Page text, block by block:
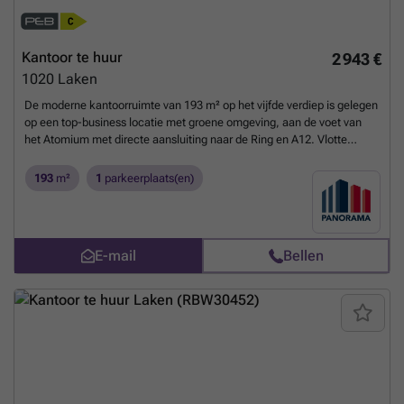
2 943 €
Kantoor te huur
1020 Laken
De moderne kantoorruimte van 193 m² op het vijfde verdiep is gelegen
op een top-business locatie met groene omgeving, aan de voet van
het Atomium met directe aansluiting naar de Ring en A12. Vlotte
Zaventem bevindt zich op slechts 15 min.Het prestigieus
ondersteuning en 24/24u security. Daarnaast is het gebouw voorzien
van zonnepanelen, airconditioning, veel lichtinval en een strakke
eigentijdse look. Tevens is er een zeer ruime parking voorzien van
1.500 parkeerplaatsen (in- en outdoor) met laadmogelijkheden.
Afhankelijk van uw bedrijfsbehoeften zijn grotere of kleinere
oppervlaktes bespreekbaar. Onmiddellijk beschikbaar!Aarzel niet om
193 m² 1 parkeerplaats(en)
E-mail Bellen